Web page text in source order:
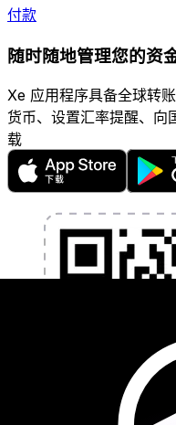
付款
随时随地管理您的资
Xe 应用程序具备全球转
货币、设置汇率提醒、向
载